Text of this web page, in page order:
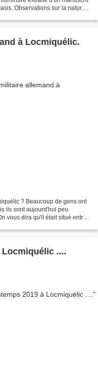
Observations sur la nature
à Locmiquélic.
? Beaucoup de gens ont
ils sont aujourd'hui peu
vous dira qu'il était situé entre
....